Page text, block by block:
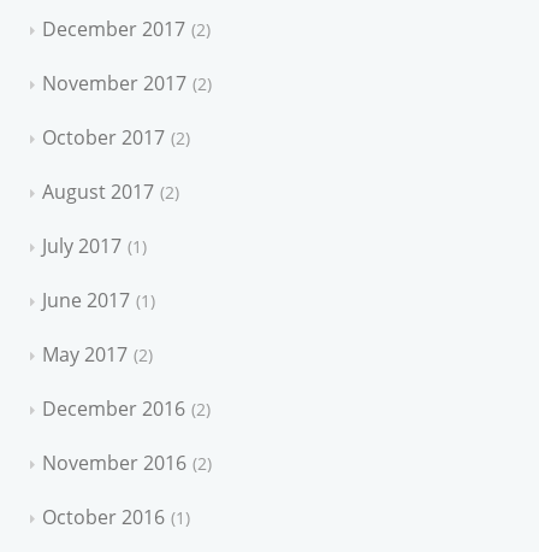
December 2017 2
November 2017 2
October 2017 2
August 2017 2
July 2017 1
June 2017 1
May 2017 2
December 2016 2
November 2016 2
October 2016 1